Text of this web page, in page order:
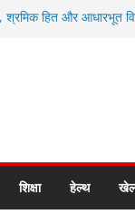
श्रमिक हित और आधारभूत
रहें अधिकारी: सीईओ
योजनाओं के लिए 80 करोड़
वर्षा की संभावना, अलर्ट!
शिक्षा हेल्थ